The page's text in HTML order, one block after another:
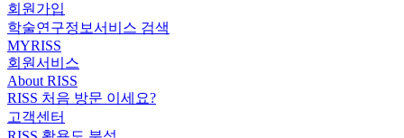
회원가입
학술연구정보서비스 검색
MYRISS
회원서비스
About RISS
RISS 처음 방문 이세요?
고객센터